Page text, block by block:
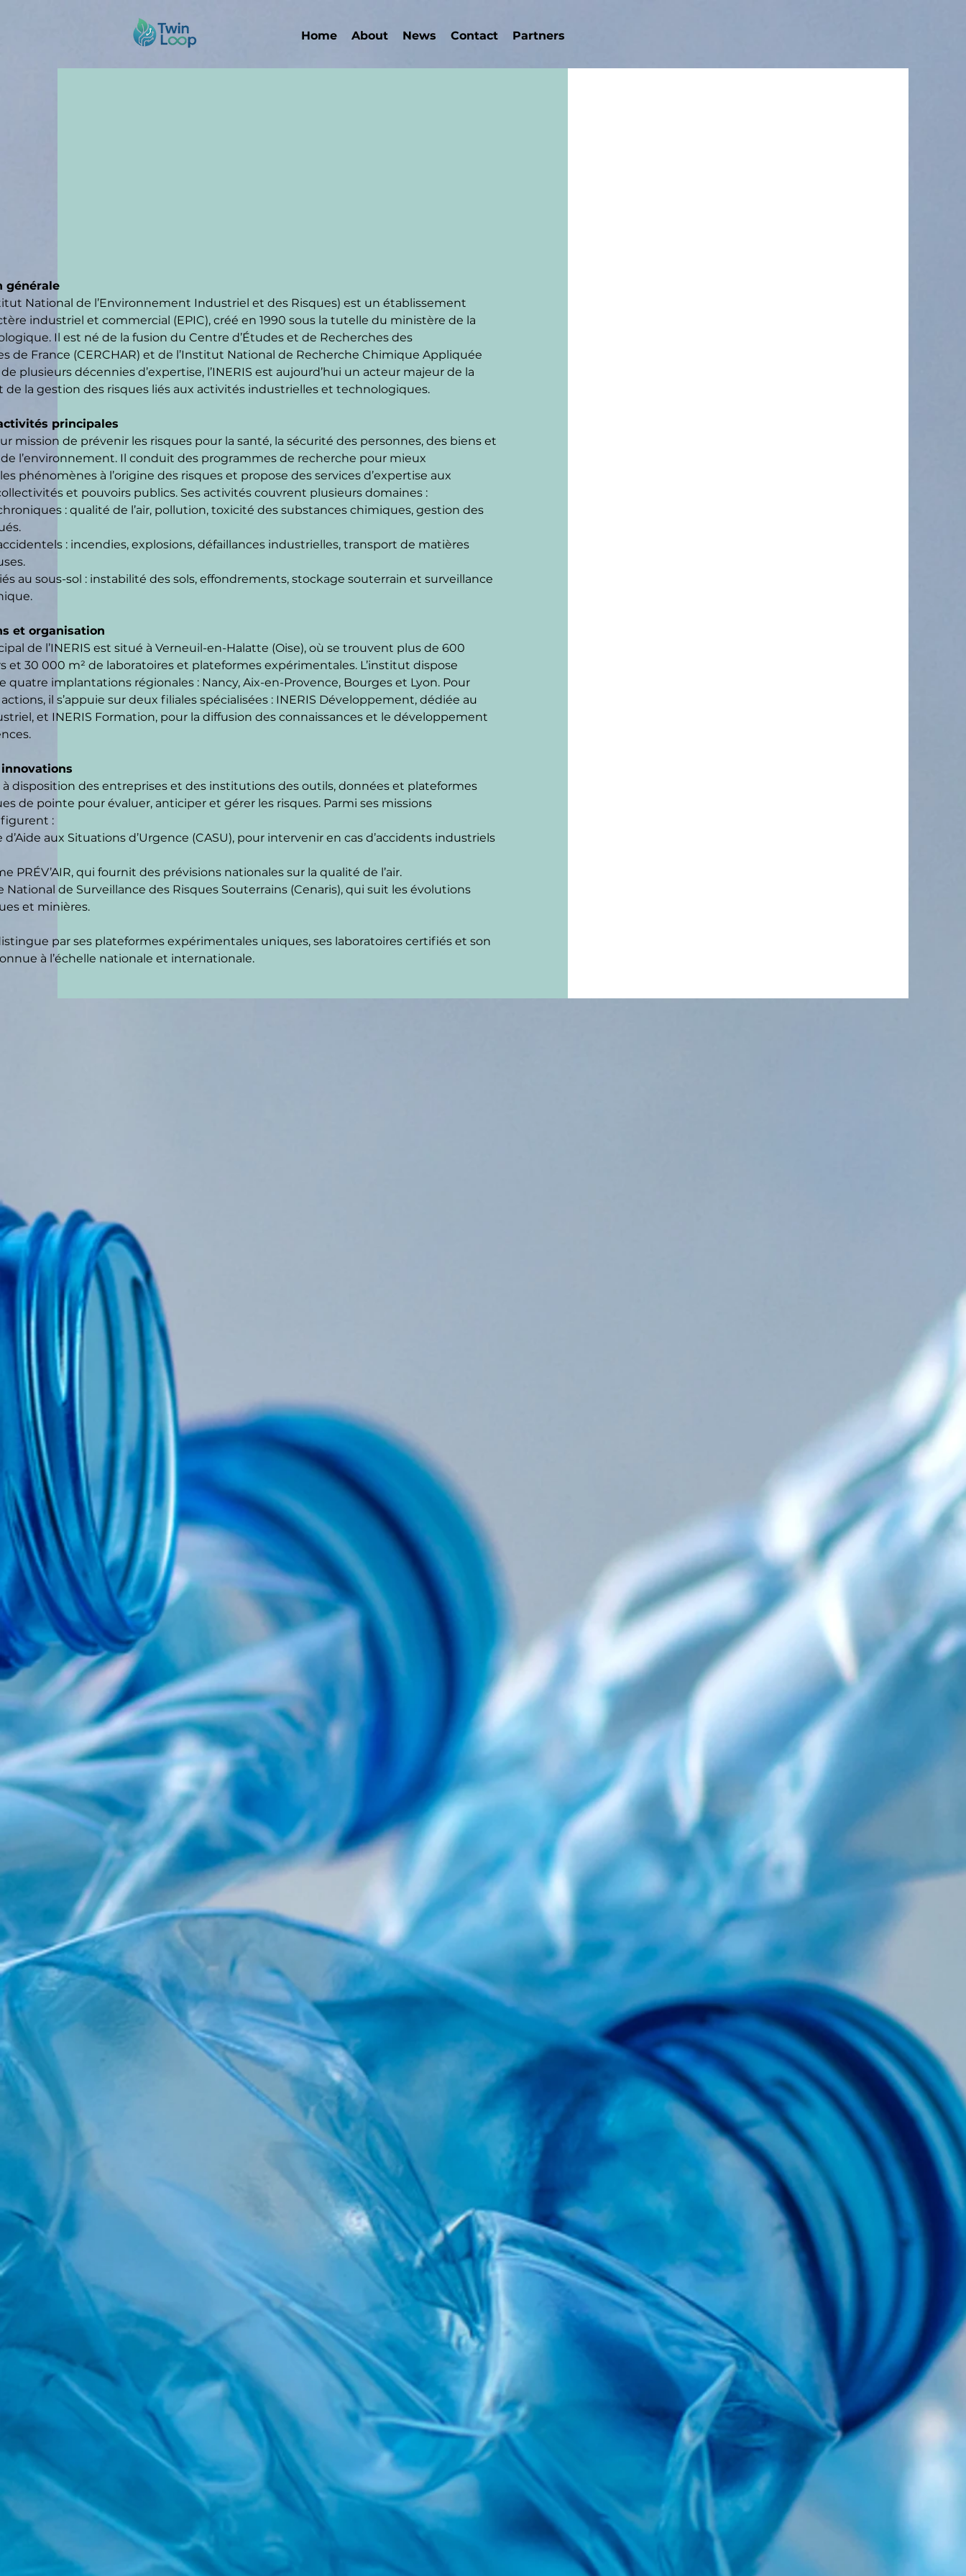
Home About News Contact Partners
générale
National de l’Environnement Industriel et des Risques) est un établissement
industriel et commercial (EPIC), créé en 1990 sous la tutelle du ministère de la
Il est né de la fusion du Centre d’Études et de Recherches des
de France (CERCHAR) et de l’Institut National de Recherche Chimique Appliquée
de plusieurs décennies d’expertise, l’INERIS est aujourd’hui un acteur majeur de la
la gestion des risques liés aux activités industrielles et technologiques.
principales
mission de prévenir les risques pour la santé, la sécurité des personnes, des biens et
l’environnement. Il conduit des programmes de recherche pour mieux
phénomènes à l’origine des risques et propose des services d’expertise aux
et pouvoirs publics. Ses activités couvrent plusieurs domaines :
: qualité de l’air, pollution, toxicité des substances chimiques, gestion des
: incendies, explosions, défaillances industrielles, transport de matières
au sous-sol : instabilité des sols, effondrements, stockage souterrain et surveillance
et organisation
de l’INERIS est situé à Verneuil-en-Halatte (Oise), où se trouvent plus de 600
et 30 000 m² de laboratoires et plateformes expérimentales. L’institut dispose
quatre implantations régionales : Nancy, Aix-en-Provence, Bourges et Lyon. Pour
il s’appuie sur deux filiales spécialisées : INERIS Développement, dédiée au
et INERIS Formation, pour la diffusion des connaissances et le développement
à disposition des entreprises et des institutions des outils, données et plateformes
de pointe pour évaluer, anticiper et gérer les risques. Parmi ses missions
:
d’Aide aux Situations d’Urgence (CASU), pour intervenir en cas d’accidents industriels
PRÉV’AIR, qui fournit des prévisions nationales sur la qualité de l’air.
National de Surveillance des Risques Souterrains (Cenaris), qui suit les évolutions
et minières.
par ses plateformes expérimentales uniques, ses laboratoires certifiés et son
à l’échelle nationale et internationale.